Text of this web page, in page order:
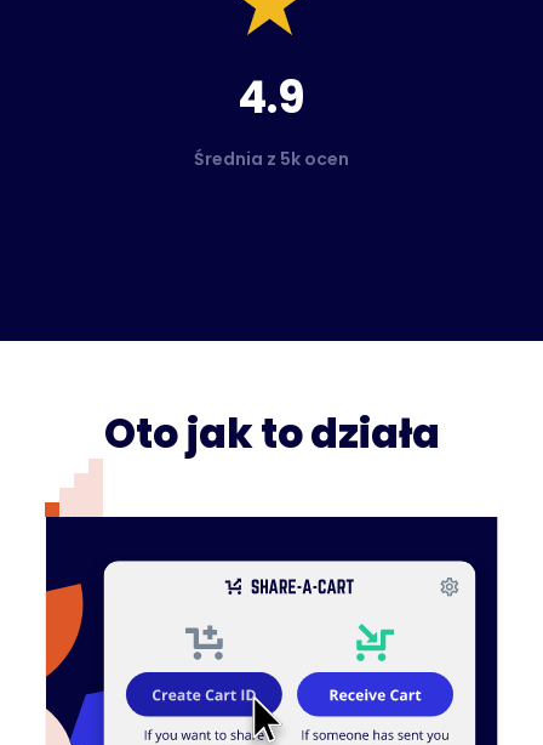
4.9
Średnia z 5k ocen
Oto jak to działa